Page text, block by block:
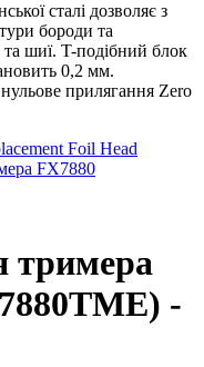
сталі дозволяє з
бороди та
та шиї. T-подібний блок
0,2 мм.
прилягання Zero
Foil Head
FX7880
тримера
-